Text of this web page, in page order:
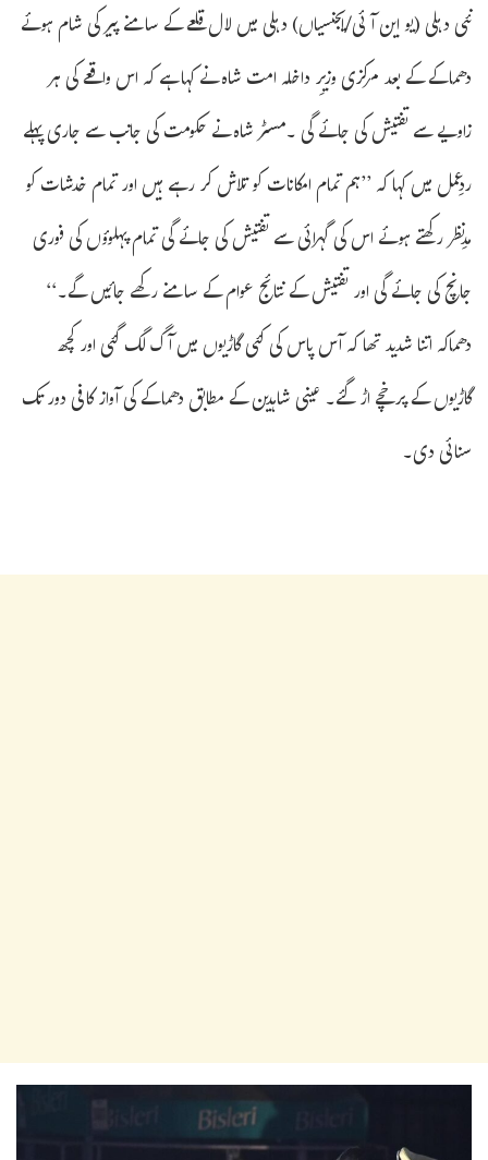
نئی دہلی (یو این آئی/ایجنسیاں) دہلی میں لال قلعے کے سامنے پیر کی شام ہوئے
دھماکے کے بعد مرکزی وزیرِ داخلہ امت شاہ نے کہا ہے کہ اس واقعے کی ہر
زاویے سے تفتیش کی جائے گی ۔مسٹر شاہ نے حکومت کی جانب سے جاری پہلے
ردِعمل میں کہا کہ ’’ہم تمام امکانات کو تلاش کر رہے ہیں اور تمام خدشات کو
مدِنظر رکھتے ہوئے اس کی گہرائی سے تفتیش کی جائے گی تمام پہلوؤں کی فوری
جانچ کی جائے گی اور تفتیش کے نتائج عوام کے سامنے رکھے جائیں گے۔‘‘
دھماکہ اتنا شدید تھا کہ آس پاس کی کئی گاڑیوں میں آگ لگ گئی اور کچھ
گاڑیوں کے پرخچے اڑ گئے۔ عینی شاہدین کے مطابق دھماکے کی آواز کافی دور تک
سنائی دی۔